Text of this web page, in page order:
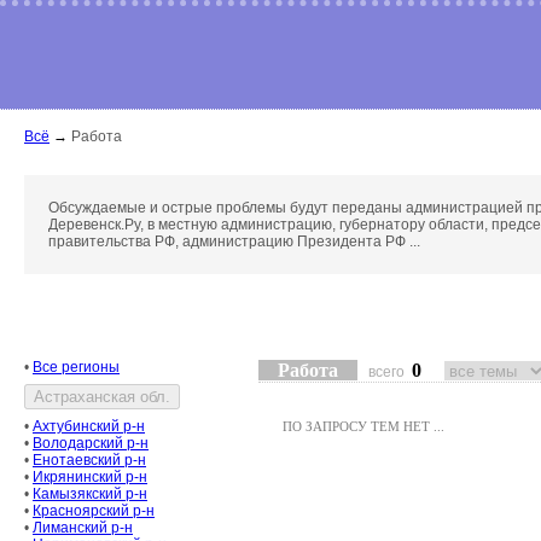
Всё → Работа
Обсуждаемые и острые проблемы будут переданы администрацией
Деревенск.Ру, в местную администрацию, губернатору области,
правительства РФ, администрацию Президента РФ ...
• Все регионы
• Ахтубинский р-н
• Володарский р-н
• Енотаевский р-н
• Икрянинский р-н
• Камызякский р-н
• Красноярский р-н
• Лиманский р-н
Работа всего 0
ПО ЗАПРОСУ ТЕМ НЕТ ...